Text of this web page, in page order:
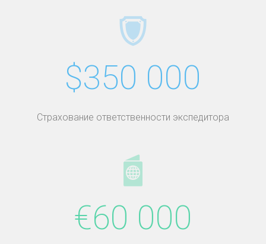
$350 000
Страхование ответственности экспедитора
€60 000